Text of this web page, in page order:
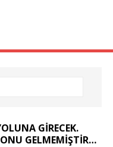
GIRECEK.
GELMEMIŞTIR…